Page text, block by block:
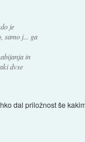
je
samo j... ga
in
dvse
dal priložnost še